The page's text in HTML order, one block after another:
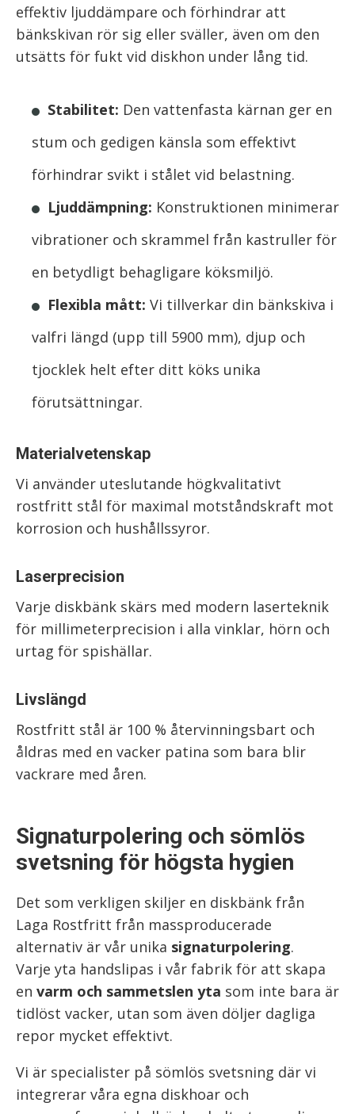
effektiv ljuddämpare och förhindrar att
bänkskivan rör sig eller sväller, även om den
utsätts för fukt vid diskhon under lång tid.
Stabilitet: Den vattenfasta kärnan ger en
stum och gedigen känsla som effektivt
förhindrar svikt i stålet vid belastning.
Ljuddämpning: Konstruktionen minimerar
vibrationer och skrammel från kastruller för
en betydligt behagligare köksmiljö.
Flexibla mått: Vi tillverkar din bänkskiva i
valfri längd (upp till 5900 mm), djup och
tjocklek helt efter ditt köks unika
förutsättningar.
Materialvetenskap
Vi använder uteslutande högkvalitativt
rostfritt stål för maximal motståndskraft mot
korrosion och hushållssyror.
Laserprecision
Varje diskbänk skärs med modern laserteknik
för millimeterprecision i alla vinklar, hörn och
urtag för spishällar.
Livslängd
Rostfritt stål är 100 % återvinningsbart och
åldras med en vacker patina som bara blir
vackrare med åren.
Signaturpolering och sömlös
svetsning för högsta hygien
Det som verkligen skiljer en diskbänk från
Laga Rostfritt från massproducerade
alternativ är vår unika signaturpolering.
Varje yta handslipas i vår fabrik för att skapa
en varm och sammetslen yta som inte bara är
tidlöst vacker, utan som även döljer dagliga
repor mycket effektivt.
Vi är specialister på sömlös svetsning där vi
integrerar våra egna diskhoar och